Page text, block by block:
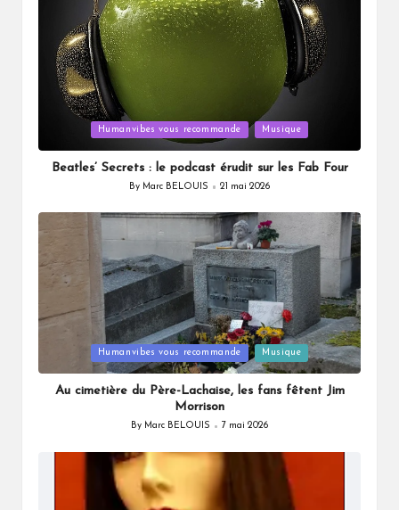
in
Humanvibes vous recommande Musique
Beatles’ Secrets : le podcast érudit sur les Fab Four
Posted
By Marc BELOUIS 21 mai 2026
in
Humanvibes vous recommande Musique
Au cimetière du Père-Lachaise, les fans fêtent Jim
Morrison
Posted
By Marc BELOUIS 7 mai 2026